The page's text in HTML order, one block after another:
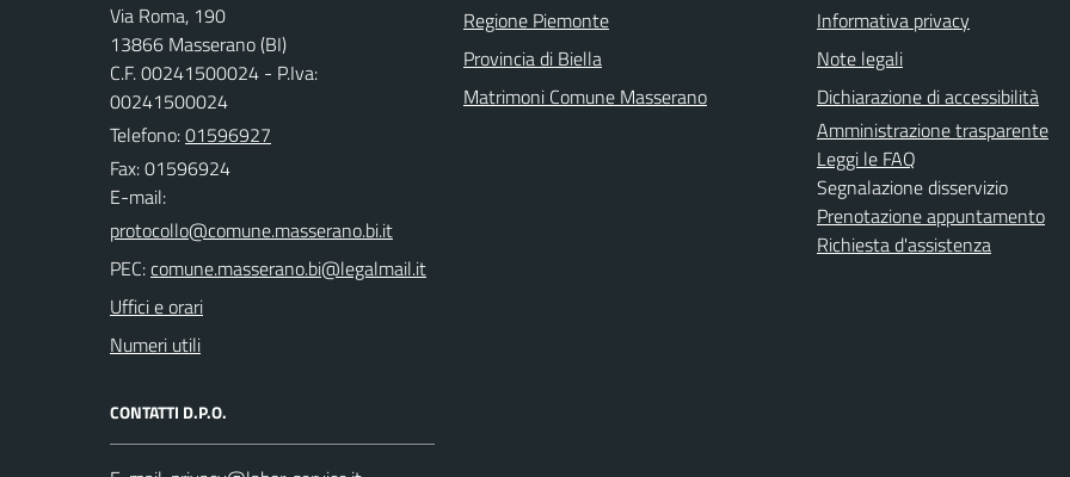
Via Roma, 190
13866 Masserano (BI)
C.F. 00241500024 - P.Iva:
00241500024
Telefono:01596927
Fax: 01596924
E-mail:
PEC:
Uffici e orari
Numeri utili
CONTATTI D.P.O.
Regione Piemonte
Provincia di Biella
Matrimoni Comune Masserano
Informativa privacy
Note legali
Dichiarazione di accessibilità
Amministrazione trasparente
Leggi le FAQ
Segnalazione disservizio
Prenotazione appuntamento
Richiesta d'assistenza